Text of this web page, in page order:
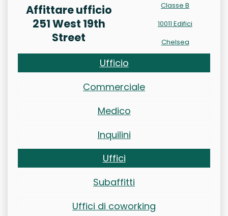
Affittare ufficio
251 West 19th
Street
Classe B
10011 Edifici
Chelsea
Ufficio
Commerciale
Medico
Inquilini
Uffici
Subaffitti
Uffici di coworking